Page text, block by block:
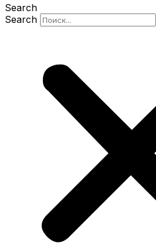
Search
Search